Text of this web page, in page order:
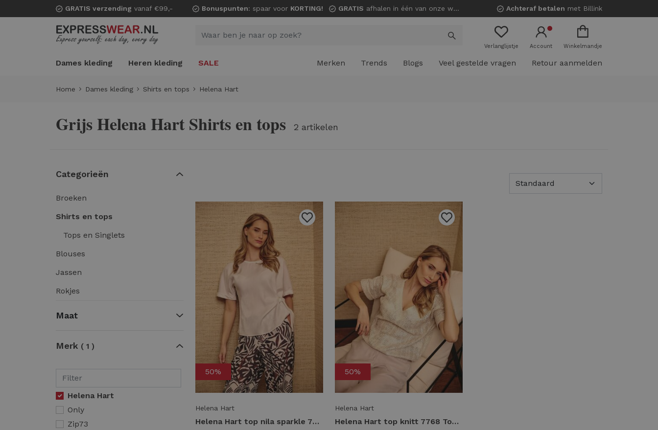
GRATIS verzending vanaf €99,- Bonuspunten: spaar voor KORTING! GRATIS afhalen in één van onze winkels! Achteraf betalen met Billink
Verlanglijstje Account Winkelmandje
Dames kleding Heren kleding SALE Merken Trends Blogs Veel gestelde vragen Retour aanmelden
Home Dames kleding Shirts en tops Helena Hart
Grijs Helena Hart Shirts en tops 2 artikelen
Categorieën
Broeken
Shirts en tops
Tops en Singlets
Blouses
Jassen
Rokjes
Maat
Merk 1
Helena Hart
Only
Zip73
50%
Helena Hart
Helena Hart top nila sparkle 7766 Tops en Singlets stone
50%
Helena Hart
Helena Hart top knitt 7768 Tops en Singlets zilver